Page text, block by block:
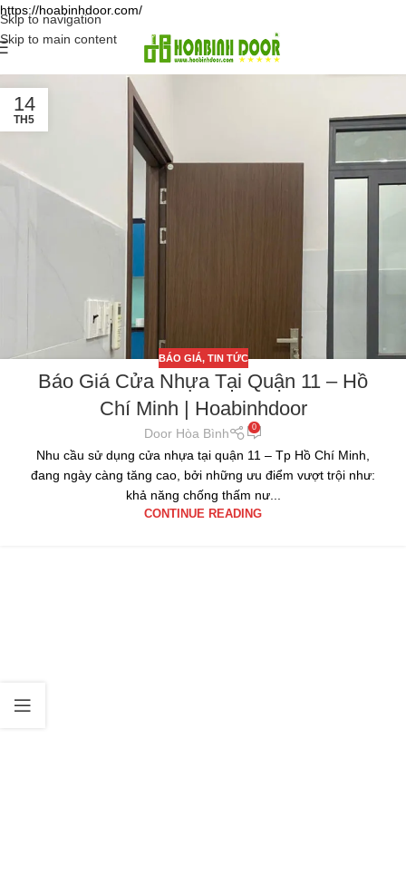
https://hoabinhdoor.com/
Skip to navigation
Skip to main content
14
TH5
BÁO GIÁ, TIN TỨC
Báo Giá Cửa Nhựa Tại Quận 11 – Hồ
Chí Minh | Hoabinhdoor
Door Hòa Bình 0
Nhu cầu sử dụng cửa nhựa tại quận 11 – Tp Hồ Chí Minh,
đang ngày càng tăng cao, bởi những ưu điểm vượt trội như:
khả năng chống thấm nư...
CONTINUE READING